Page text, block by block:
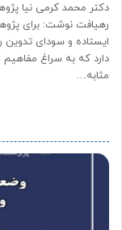
دکتر محمد کرمی نیا
رهیافت نوشت: برای
ایستاده و سودای تدوین
دارد که به سراغ مفاهیم
مثابه…